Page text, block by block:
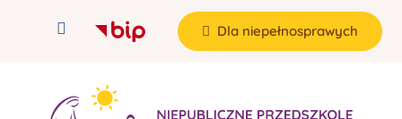
Dla niepełnosprawych